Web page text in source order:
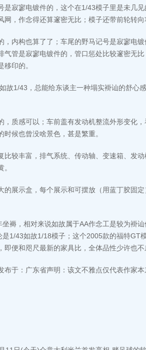
是寂寥电镀件的，这个在1/43模子里是未几
，作念得还算邃密无比；模子还带前轮转向
，内构也算了了；车尾的野马记号是寂寥电
气管是寂寥电镀件的，管口惩处比较邃密无
印的。
故1/43，总能给东谈主一种塌实褂讪的舒心
，质感可以；车前盖有发动机整流外形变化
候也曾没啥景色，甚是繁重。
比较丰富，排气系统、传动轴、变速箱、发
的展示盒，每个展示和可摆放（用蓝丁胶固
褥，相对来说如故属于AA作念工是较为褂
1/43如故1/18模子；这个2005款的福特GT
便和咫尺最新的家具比，全体品性少许也不
布于：广东省声明：该文不雅点仅代表作家